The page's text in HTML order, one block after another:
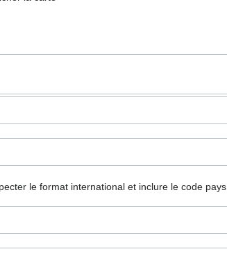
le format international et inclure le code pays.